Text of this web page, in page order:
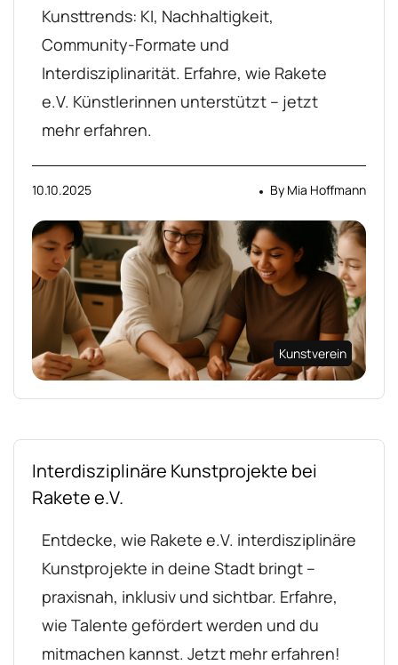
Kunsttrends: KI, Nachhaltigkeit,
Community-Formate und
Interdisziplinarität. Erfahre, wie Rakete
e.V. Künstlerinnen unterstützt – jetzt
mehr erfahren.
10.10.2025 By Mia Hoffmann
Kunstverein
Interdisziplinäre Kunstprojekte bei
Rakete e.V.
Entdecke, wie Rakete e.V. interdisziplinäre
Kunstprojekte in deine Stadt bringt –
praxisnah, inklusiv und sichtbar. Erfahre,
wie Talente gefördert werden und du
mitmachen kannst. Jetzt mehr erfahren!